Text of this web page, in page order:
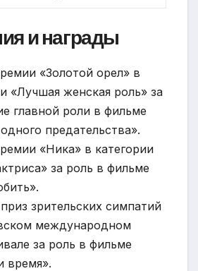
и награды
«Золотой орел» в
«Лучшая женская роль» за
главной роли в фильме
предательства».
«Ника» в категории
за роль в фильме
зрительских симпатий
международном
за роль в фильме
время».